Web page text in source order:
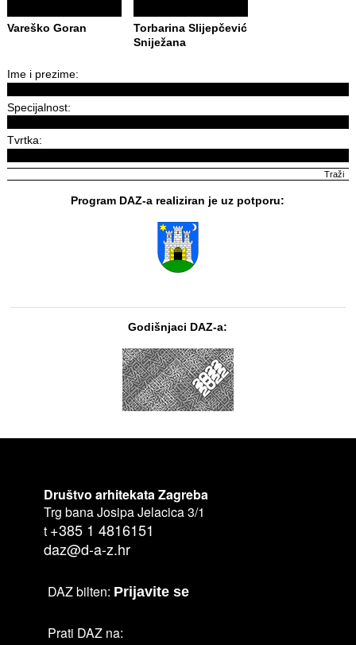
Vareško Goran
Torbarina Slijepčević
Sniježana
Ime i prezime:
Specijalnost:
Tvrtka:
Program DAZ-a realiziran je uz potporu:
Godišnjaci DAZ-a:
Društvo arhitekata Zagreba
Trg bana Josipa Jelacica 3/1
t +385 1 4816151
daz@d-a-z.hr
DAZ bilten: Prijavite se
Prati DAZ na: